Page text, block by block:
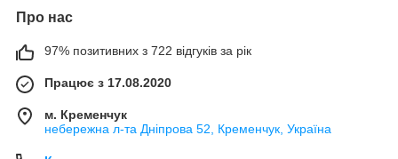
Про нас
97% позитивних з 722 відгуків за рік
Працює з 17.08.2020
м. Кременчук
небережна л-та Дніпрова 52, Кременчук, Україна